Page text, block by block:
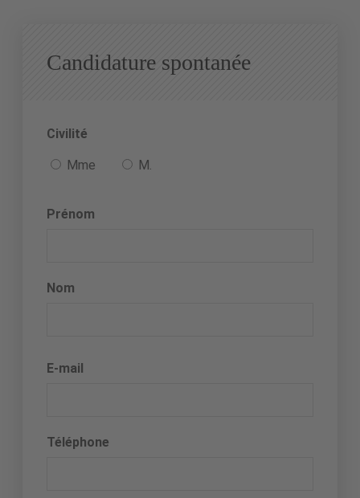
Candidature spontanée
Civilité
Mme M.
Prénom
Nom
E-mail
Téléphone